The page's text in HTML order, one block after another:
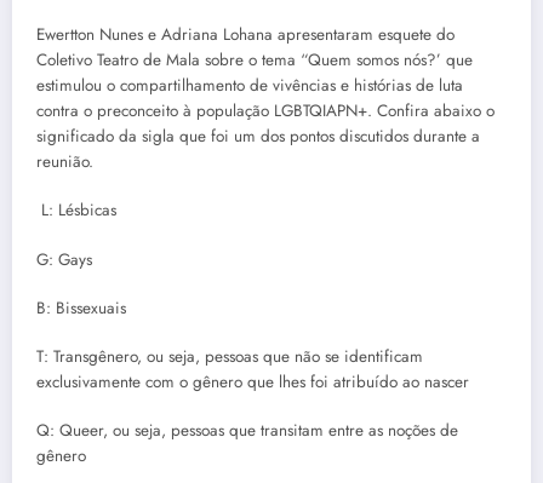
Ewertton Nunes e Adriana Lohana apresentaram esquete do
Coletivo Teatro de Mala sobre o tema “Quem somos nós?’ que
estimulou o compartilhamento de vivências e histórias de luta
contra o preconceito à população LGBTQIAPN+. Confira abaixo o
significado da sigla que foi um dos pontos discutidos durante a
reunião.
L: Lésbicas
G: Gays
B: Bissexuais
T: Transgênero, ou seja, pessoas que não se identificam
exclusivamente com o gênero que lhes foi atribuído ao nascer
Q: Queer, ou seja, pessoas que transitam entre as noções de
gênero